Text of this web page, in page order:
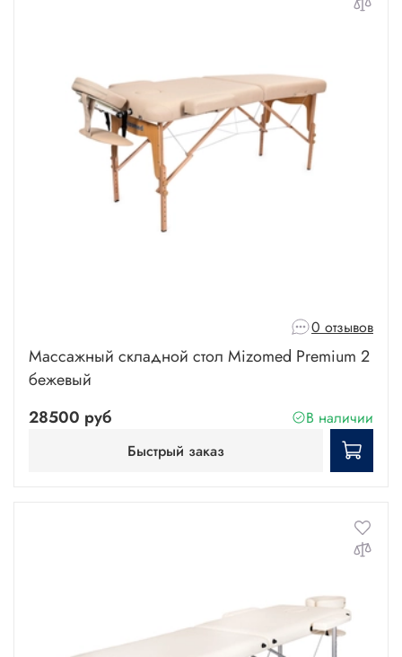
0 отзывов
Массажный складной стол Mizomed Premium 2
бежевый
28500 руб
В наличии
Быстрый заказ